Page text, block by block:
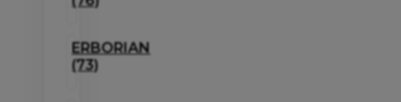
ERBORIAN
(73)